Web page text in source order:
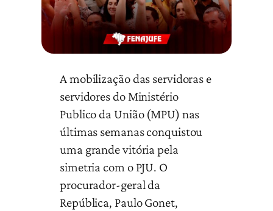
A mobilização das servidoras e
servidores do Ministério
Publico da União (MPU) nas
últimas semanas conquistou
uma grande vitória pela
simetria com o PJU. O
procurador-geral da
República, Paulo Gonet,